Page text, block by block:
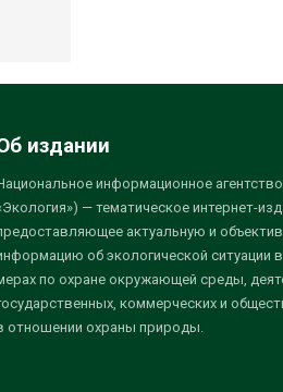
издании
информационное
— тематическое интернет-
актуальную и
об экологической ситуации
по охране окружающей среды,
коммерческих и
отношении охраны природы.